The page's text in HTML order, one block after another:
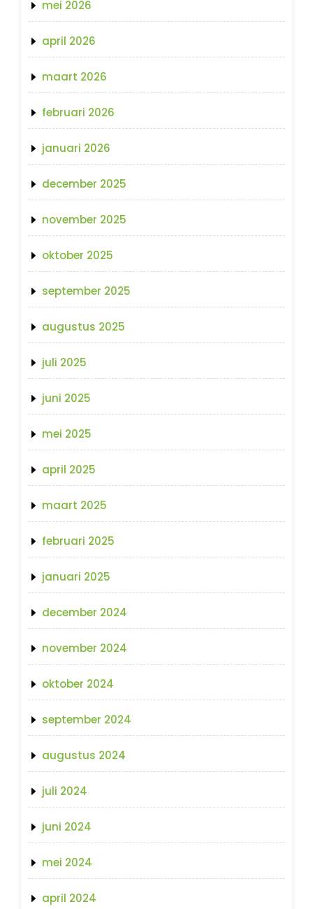
mei 2026
april 2026
maart 2026
februari 2026
januari 2026
december 2025
november 2025
oktober 2025
september 2025
augustus 2025
juli 2025
juni 2025
mei 2025
april 2025
maart 2025
februari 2025
januari 2025
december 2024
november 2024
oktober 2024
september 2024
augustus 2024
juli 2024
juni 2024
mei 2024
april 2024